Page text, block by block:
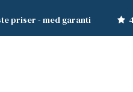
priser - med garanti